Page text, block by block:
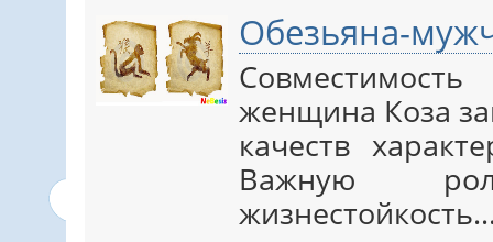
Обезьяна-
женщина Коза
качеств
Важную